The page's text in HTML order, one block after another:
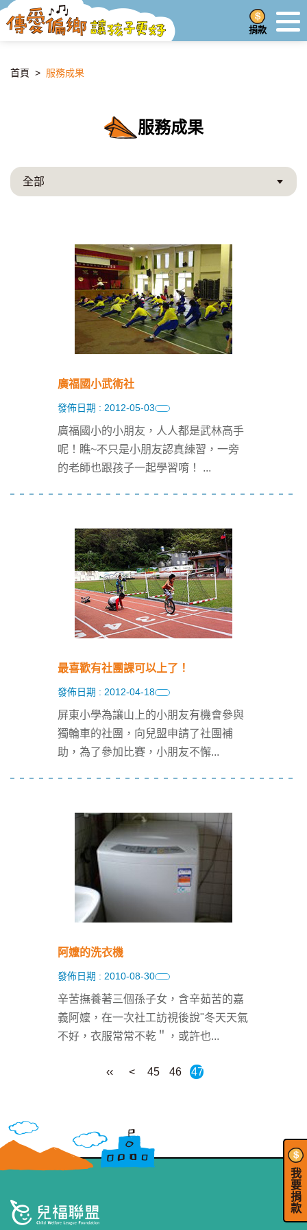
捐款
首頁 > 服務成果
服務成果
全部
廣福國小武術社
發佈日期 : 2012-05-03
廣福國小的小朋友，人人都是武林高手
呢！瞧~不只是小朋友認真練習，一旁
的老師也跟孩子一起學習唷！ ...
最喜歡有社團課可以上了！
發佈日期 : 2012-04-18
屏東小學為讓山上的小朋友有機會參與
獨輪車的社團，向兒盟申請了社團補
助，為了參加比賽，小朋友不懈...
阿嬤的洗衣機
發佈日期 : 2010-08-30
辛苦撫養著三個孫子女，含辛茹苦的嘉
義阿嬤，在一次社工訪視後說"冬天天氣
不好，衣服常常不乾＂，或許也...
‹‹ < 45 46 47
我
要
捐
款